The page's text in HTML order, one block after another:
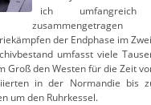
ich umfangreich
der Endphase im
umfasst viele
Groß den Westen für die Zeit
in der Normandie bis
um den Ruhrkessel.